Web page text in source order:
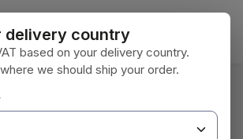
delivery country
based on your delivery country.
we should ship your order.